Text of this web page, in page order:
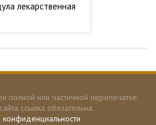
лекарственная
полной или частичной перепечатке
ссылка обязательна.
конфиденциальности